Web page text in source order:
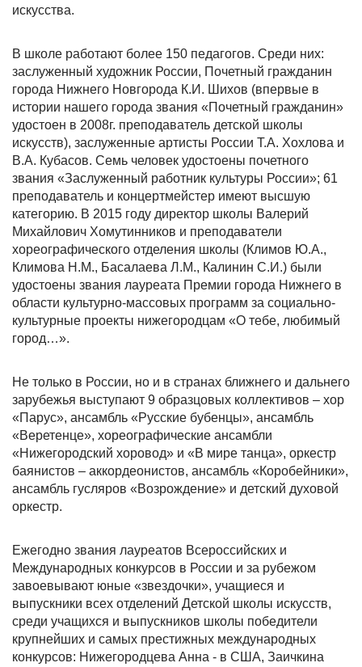
искусства.
В школе работают более 150 педагогов. Среди них:
заслуженный художник России, Почетный гражданин
города Нижнего Новгорода К.И. Шихов (впервые в
истории нашего города звания «Почетный гражданин»
удостоен в 2008г. преподаватель детской школы
искусств), заслуженные артисты России Т.А. Хохлова и
В.А. Кубасов. Семь человек удостоены почетного
звания «Заслуженный работник культуры России»; 61
преподаватель и концертмейстер имеют высшую
категорию. В 2015 году директор школы Валерий
Михайлович Хомутинников и преподаватели
хореографического отделения школы (Климов Ю.А.,
Климова Н.М., Басалаева Л.М., Калинин С.И.) были
удостоены звания лауреата Премии города Нижнего в
области культурно-массовых программ за социально-
культурные проекты нижегородцам «О тебе, любимый
город…».
Не только в России, но и в странах ближнего и дальнего
зарубежья выступают 9 образцовых коллективов – хор
«Парус», ансамбль «Русские бубенцы», ансамбль
«Веретенце», хореографические ансамбли
«Нижегородский хоровод» и «В мире танца», оркестр
баянистов – аккордеонистов, ансамбль «Коробейники»,
ансамбль гусляров «Возрождение» и детский духовой
оркестр.
Ежегодно звания лауреатов Всероссийских и
Международных конкурсов в России и за рубежом
завоевывают юные «звездочки», учащиеся и
выпускники всех отделений Детской школы искусств,
среди учащихся и выпускников школы победители
крупнейших и самых престижных международных
конкурсов: Нижегородцева Анна - в США, Заичкина